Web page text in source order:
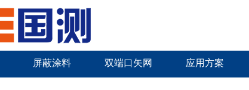
屏蔽涂料 双端口矢网 应用方案